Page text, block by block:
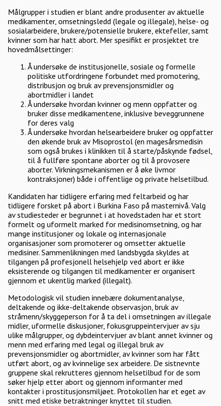
Målgrupper i studien er blant andre produsenter av aktuelle
medikamenter, omsetningsledd (legale og illegale), helse- og
sosialarbeidere, brukere/potensielle brukere, ektefeller, samt
kvinner som har hatt abort. Mer spesifikt er prosjektet tre
hovedmålsettinger:
Å undersøke de institusjonelle, sosiale og formelle
politiske utfordringene forbundet med promotering,
distribusjon og bruk av prevensjonsmidler og
abortmidler i landet
Å undersøke hvordan kvinner og menn oppfatter og
bruker disse medikamentene, inklusive beveggrunnene
for deres valg
Å undersøke hvordan helsearbeidere bruker og oppfatter
den økende bruk av Misoprostol (en magesårsmedisin
som også brukes i klinikken til å starte/påskynde fødsel,
til å fullføre spontane aborter og til å provosere
aborter. Virkningsmekanismen er å øke livmor
kontraksjoner) både i offentlige og private helsetilbud.
Kandidaten har tidligere erfaring med feltarbeid og har
tidligere forsket på abort i Burkina Faso på masternivå. Valg
av studiesteder er begrunnet i at hovedstaden har et stort
formelt og uformelt marked for medisinomsetning, og har
mange institusjoner og lokale og internasjonale
organisasjoner som promoterer og omsetter aktuelle
medisiner. Sammenlikningen med landsbygda skyldes at
tilgangen på profesjonell helsehjelp ved abort er ikke
eksisterende og tilgangen til medikamenter er organisert
gjennom et ukentlig marked (illegalt).
Metodologisk vil studien innebære dokumentanalyse,
deltakende og ikke-deltakende observasjon, bruk av
stråmenn/skyggeperson for å ta del i omsetningen av illegale
midler, uformelle diskusjoner, fokusgruppeintervjuer av sju
ulike målgrupper, og dybdeintervjuer av blant annet kvinner og
menn med erfaring med legal og illegal bruk av
prevensjonsmidler og abortmidler, av kvinner som har fått
utført abort, og av kvinnelige sex arbeidere. De sistnevnte
gruppene skal rekrutteres gjennom helsetilbud for de som
søker hjelp etter abort og gjennom informanter med
kontakter i prostitusjonsmiljøet. Protokollen har et eget av
snitt med etiske betraktninger knyttet til studien.